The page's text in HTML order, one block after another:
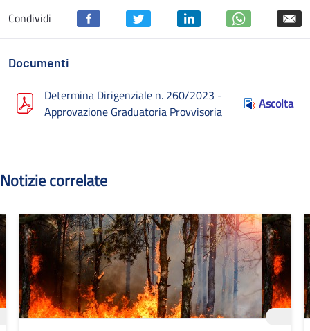
Condividi
Documenti
Determina Dirigenziale n. 260/2023 -
Approvazione Graduatoria Provvisoria
Ascolta
Notizie correlate